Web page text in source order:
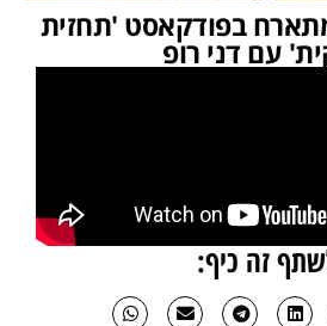
בפודקאסט 'תחזית
עם דני רופ
זה כיף: